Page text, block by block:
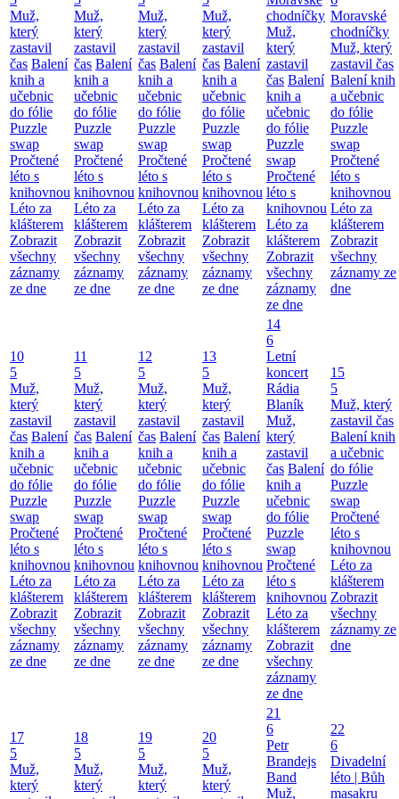
Muž,
který
zastavil
čas Balení
knih a
učebnic
do fólie
Puzzle
swap
Pročtené
léto s
knihovnou
Léto za
klášterem
Zobrazit
všechny
záznamy
ze dne
Muž,
který
zastavil
čas Balení
knih a
učebnic
do fólie
Puzzle
swap
Pročtené
léto s
knihovnou
Léto za
klášterem
Zobrazit
všechny
záznamy
ze dne
Muž,
který
zastavil
čas Balení
knih a
učebnic
do fólie
Puzzle
swap
Pročtené
léto s
knihovnou
Léto za
klášterem
Zobrazit
všechny
záznamy
ze dne
Muž,
který
zastavil
čas Balení
knih a
učebnic
do fólie
Puzzle
swap
Pročtené
léto s
knihovnou
Léto za
klášterem
Zobrazit
všechny
záznamy
ze dne
chodníčky
Muž,
který
zastavil
čas Balení
knih a
učebnic
do fólie
Puzzle
swap
Pročtené
léto s
knihovnou
Léto za
klášterem
Zobrazit
všechny
záznamy
ze dne
Moravské
chodníčky
Muž, který
zastavil čas
Balení knih
a učebnic
do fólie
Puzzle
swap
Pročtené
léto s
knihovnou
Léto za
klášterem
Zobrazit
všechny
záznamy ze
dne
10
5
Muž,
který
zastavil
čas Balení
knih a
učebnic
do fólie
Puzzle
swap
Pročtené
léto s
knihovnou
Léto za
klášterem
Zobrazit
všechny
záznamy
ze dne
11
5
Muž,
který
zastavil
čas Balení
knih a
učebnic
do fólie
Puzzle
swap
Pročtené
léto s
knihovnou
Léto za
klášterem
Zobrazit
všechny
záznamy
ze dne
12
5
Muž,
který
zastavil
čas Balení
knih a
učebnic
do fólie
Puzzle
swap
Pročtené
léto s
knihovnou
Léto za
klášterem
Zobrazit
všechny
záznamy
ze dne
13
5
Muž,
který
zastavil
čas Balení
knih a
učebnic
do fólie
Puzzle
swap
Pročtené
léto s
knihovnou
Léto za
klášterem
Zobrazit
všechny
záznamy
ze dne
14
6
Letní
koncert
Rádia
Blaník
Muž,
který
zastavil
čas Balení
knih a
učebnic
do fólie
Puzzle
swap
Pročtené
léto s
knihovnou
Léto za
klášterem
Zobrazit
všechny
záznamy
ze dne
15
5
Muž, který
zastavil čas
Balení knih
a učebnic
do fólie
Puzzle
swap
Pročtené
léto s
knihovnou
Léto za
klášterem
Zobrazit
všechny
záznamy ze
dne
17
5
Muž,
který
18
5
Muž,
který
19
5
Muž,
který
20
5
Muž,
který
21
6
Petr
Brandejs
Band
Muž,
22
6
Divadelní
léto | Bůh
masakru